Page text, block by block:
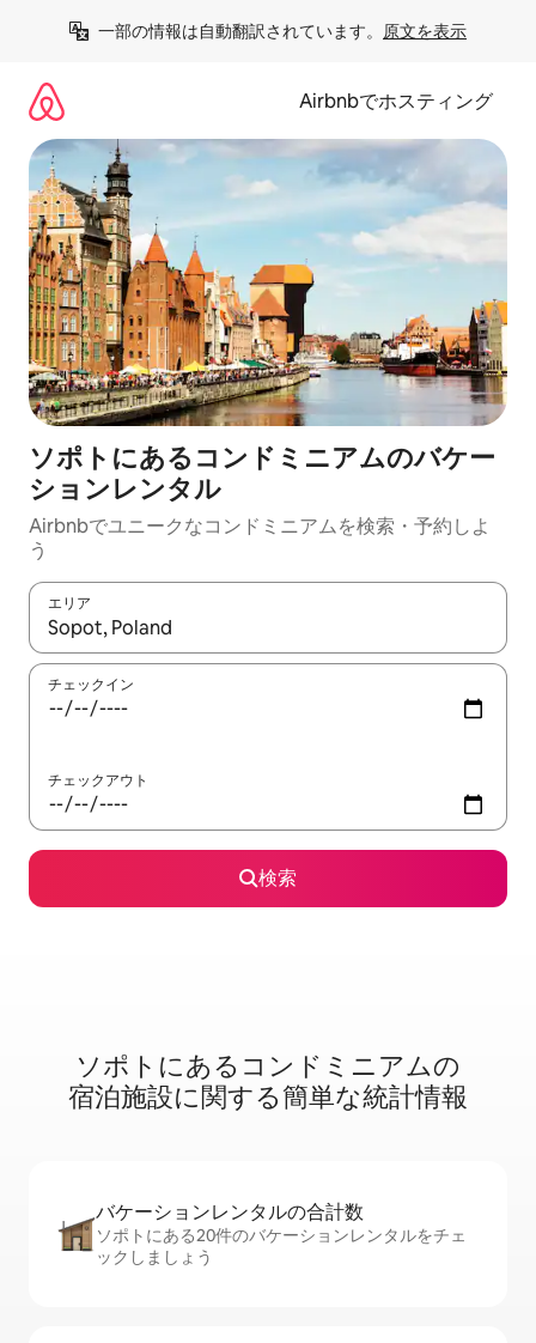
一部の情報は自動翻訳されています。 原文を表示
Airbnbでホスティング
ソポトにあるコンドミニアムのバケー
ションレンタル
Airbnbでユニークなコンドミニアムを検索・予約しよ
う
エリア
検索結果が表示されたら、上下の矢印キーを使って移動するか
チェックイン
チェックアウト
検索
ソポトに⁠あ⁠るコ⁠ン⁠ド⁠ミ⁠ニ⁠ア⁠ム⁠の
宿⁠泊⁠施⁠設⁠に関⁠す⁠る簡⁠単⁠な統⁠計⁠情⁠報
バケーションレ⁠ン⁠タ⁠ル⁠の合⁠計⁠数
ソポトにある20件のバケーションレンタルをチェ
ックしましょう